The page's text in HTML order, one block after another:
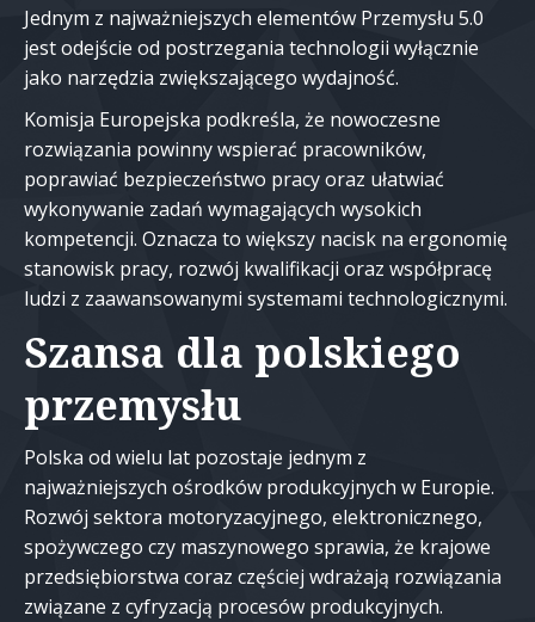
Jednym z najważniejszych elementów Przemysłu 5.0
jest odejście od postrzegania technologii wyłącznie
jako narzędzia zwiększającego wydajność.
Komisja Europejska podkreśla, że nowoczesne
rozwiązania powinny wspierać pracowników,
poprawiać bezpieczeństwo pracy oraz ułatwiać
wykonywanie zadań wymagających wysokich
kompetencji. Oznacza to większy nacisk na ergonomię
stanowisk pracy, rozwój kwalifikacji oraz współpracę
ludzi z zaawansowanymi systemami technologicznymi.
Szansa dla polskiego
przemysłu
Polska od wielu lat pozostaje jednym z
najważniejszych ośrodków produkcyjnych w Europie.
Rozwój sektora motoryzacyjnego, elektronicznego,
spożywczego czy maszynowego sprawia, że krajowe
przedsiębiorstwa coraz częściej wdrażają rozwiązania
związane z cyfryzacją procesów produkcyjnych.